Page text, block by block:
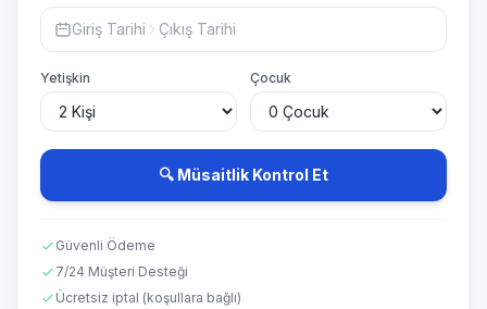
Giriş Tarihi Çıkış Tarihi
Yetişkin Çocuk
🔍 Müsaitlik Kontrol Et
Güvenli Ödeme
7/24 Müşteri Desteği
Ücretsiz iptal (koşullara bağlı)